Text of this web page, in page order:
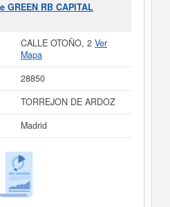
RB CAPITAL
CALLE OTOÑO, 2 Ver
Mapa
28850
TORREJON DE ARDOZ
Madrid